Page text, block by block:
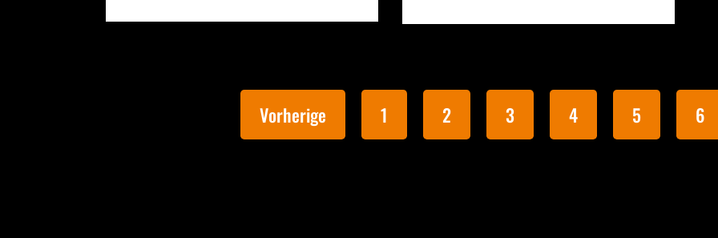
Vorherige 1 2 3 4 5 6